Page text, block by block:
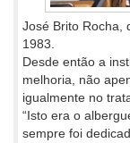
José Brito Rocha,
1983.
Desde então a
melhoria, não
igualmente no
“Isto era o
sempre foi